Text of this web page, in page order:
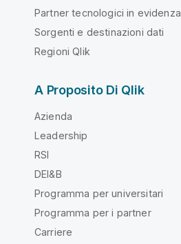
Partner tecnologici in evidenza
Sorgenti e destinazioni dati
Regioni Qlik
A Proposito Di Qlik
Azienda
Leadership
RSI
DEI&B
Programma per universitari
Programma per i partner
Carriere